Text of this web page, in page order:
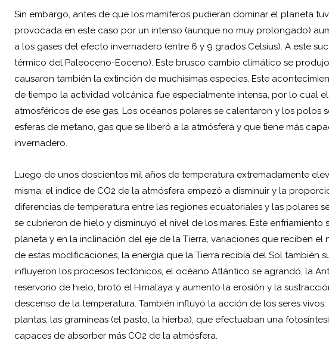
Sin embargo, antes de que los mamíferos pudieran dominar el planeta
provocada en este caso por un intenso (aunque no muy prolongado)
a los gases del efecto invernadero (entre 6 y 9 grados Celsius). A este
térmico del Paleoceno-Eoceno). Este brusco cambio climático se
causaron también la extinción de muchísimas especies. Este
de tiempo la actividad volcánica fue especialmente intensa, por lo cual
atmosféricos de ese gas. Los océanos polares se calentaron y los polos
esferas de metano, gas que se liberó a la atmósfera y que tiene más
invernadero.
Luego de unos doscientos mil años de temperatura extremadamente
misma; el índice de CO2 de la atmósfera empezó a disminuir y la
diferencias de temperatura entre las regiones ecuatoriales y las polares
se cubrieron de hielo y disminuyó el nivel de los mares. Este
planeta y en la inclinación del eje de la Tierra, variaciones que reciben el
de estas modificaciones, la energía que la Tierra recibía del Sol también
influyeron los procesos tectónicos, el océano Atlántico se agrandó, la
reservorio de hielo, brotó el Himalaya y aumentó la erosión y la
descenso de la temperatura. También influyó la acción de los seres
plantas, las gramíneas (el pasto, la hierba), que efectuaban una
capaces de absorber más CO2 de la atmósfera.